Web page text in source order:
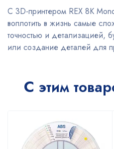
С 3D-принтером REX 8K
воплотить в жизнь самые
точностью и детализацией,
или создание деталей для
С этим